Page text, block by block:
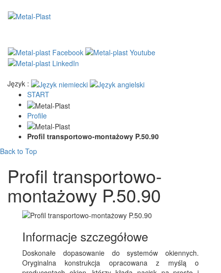
Język :
START
Profile
Profil transportowo-montażowy P.50.90
Back to Top
Profil transportowo-
montażowy P.50.90
Informacje szczegółowe
Doskonałe dopasowanie do systemów okiennych.
Oryginalna konstrukcja opracowana z myślą o